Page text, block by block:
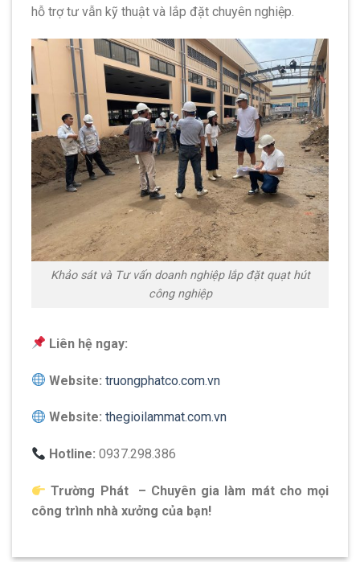
hỗ trợ tư vẫn kỹ thuật và lắp đặt chuyên nghiệp.
Khảo sát và Tư vấn doanh nghiệp lắp đặt quạt hút
công nghiệp
Liên hệ ngay:
Website: truongphatco.com.vn
Website:thegioilammat.com.vn
Hotline: 0937.298.386
Trường Phát – Chuyên gia làm mát cho mọi
công trình nhà xưởng của bạn!